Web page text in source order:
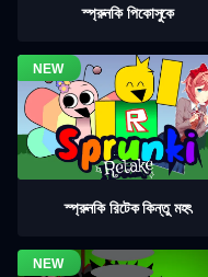
স্প্রুনকি পিকোসুকে
স্প্রুনকি রিটেক কিন্তু মহৎ